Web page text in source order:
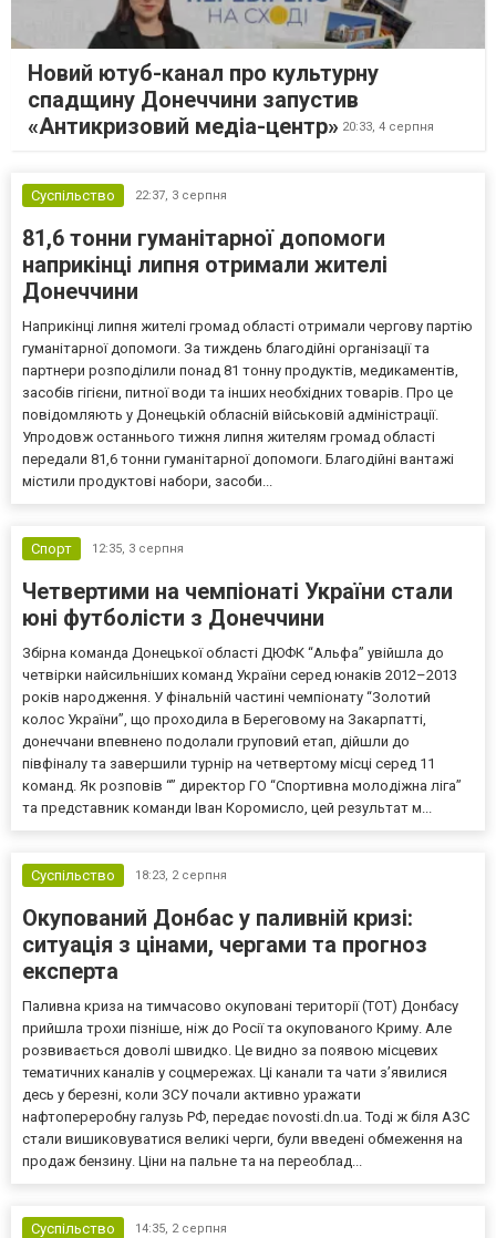
Новий ютуб-канал про культурну
спадщину Донеччини запустив
«Антикризовий медіа-центр» 20:33, 4 серпня
Суспільство 22:37, 3 серпня
81,6 тонни гуманітарної допомоги
наприкінці липня отримали жителі
Донеччини
Наприкінці липня жителі громад області отримали чергову партію
гуманітарної допомоги. За тиждень благодійні організації та
партнери розподілили понад 81 тонну продуктів, медикаментів,
засобів гігієни, питної води та інших необхідних товарів. Про це
повідомляють у Донецькій обласній військовій адміністрації.
Упродовж останнього тижня липня жителям громад області
передали 81,6 тонни гуманітарної допомоги. Благодійні вантажі
містили продуктові набори, засоби...
Спорт 12:35, 3 серпня
Четвертими на чемпіонаті України стали
юні футболісти з Донеччини
Збірна команда Донецької області ДЮФК “Альфа” увійшла до
четвірки найсильніших команд України серед юнаків 2012–2013
років народження. У фінальній частині чемпіонату “Золотий
колос України”, що проходила в Береговому на Закарпатті,
донеччани впевнено подолали груповий етап, дійшли до
півфіналу та завершили турнір на четвертому місці серед 11
команд. Як розповів “” директор ГО “Спортивна молодіжна ліга”
та представник команди Іван Коромисло, цей результат м...
Суспільство 18:23, 2 серпня
Окупований Донбас у паливній кризі:
ситуація з цінами, чергами та прогноз
експерта
Паливна криза на тимчасово окуповані території (ТОТ) Донбасу
прийшла трохи пізніше, ніж до Росії та окупованого Криму. Але
розвивається доволі швидко. Це видно за появою місцевих
тематичних каналів у соцмережах. Ці канали та чати з’явилися
десь у березні, коли ЗСУ почали активно уражати
нафтопереробну галузь РФ, передає novosti.dn.ua. Тоді ж біля АЗС
стали вишиковуватися великі черги, були введені обмеження на
продаж бензину. Ціни на пальне та на переоблад...
Суспільство 14:35, 2 серпня